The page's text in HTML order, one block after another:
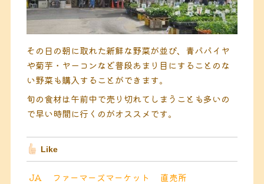
その日の朝に取れた新鮮な野菜が並び、青パパイヤ
や菊芋・ヤーコンなど普段あまり目にすることのな
い野菜も購入することができます。
旬の食材は午前中で売り切れてしまうことも多いの
で早い時間に行くのがオススメです。
Like
JA ファーマーズマーケット
直売所